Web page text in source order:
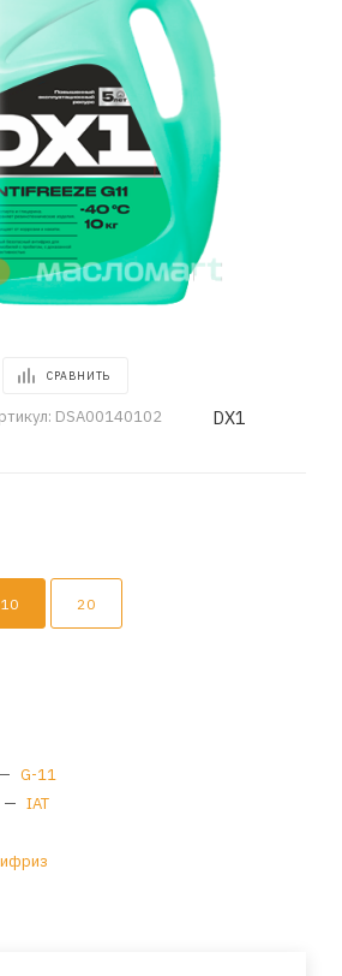
СРАВНИТЬ
DSA00140102 DX1
10 20
— G-11
— IAT